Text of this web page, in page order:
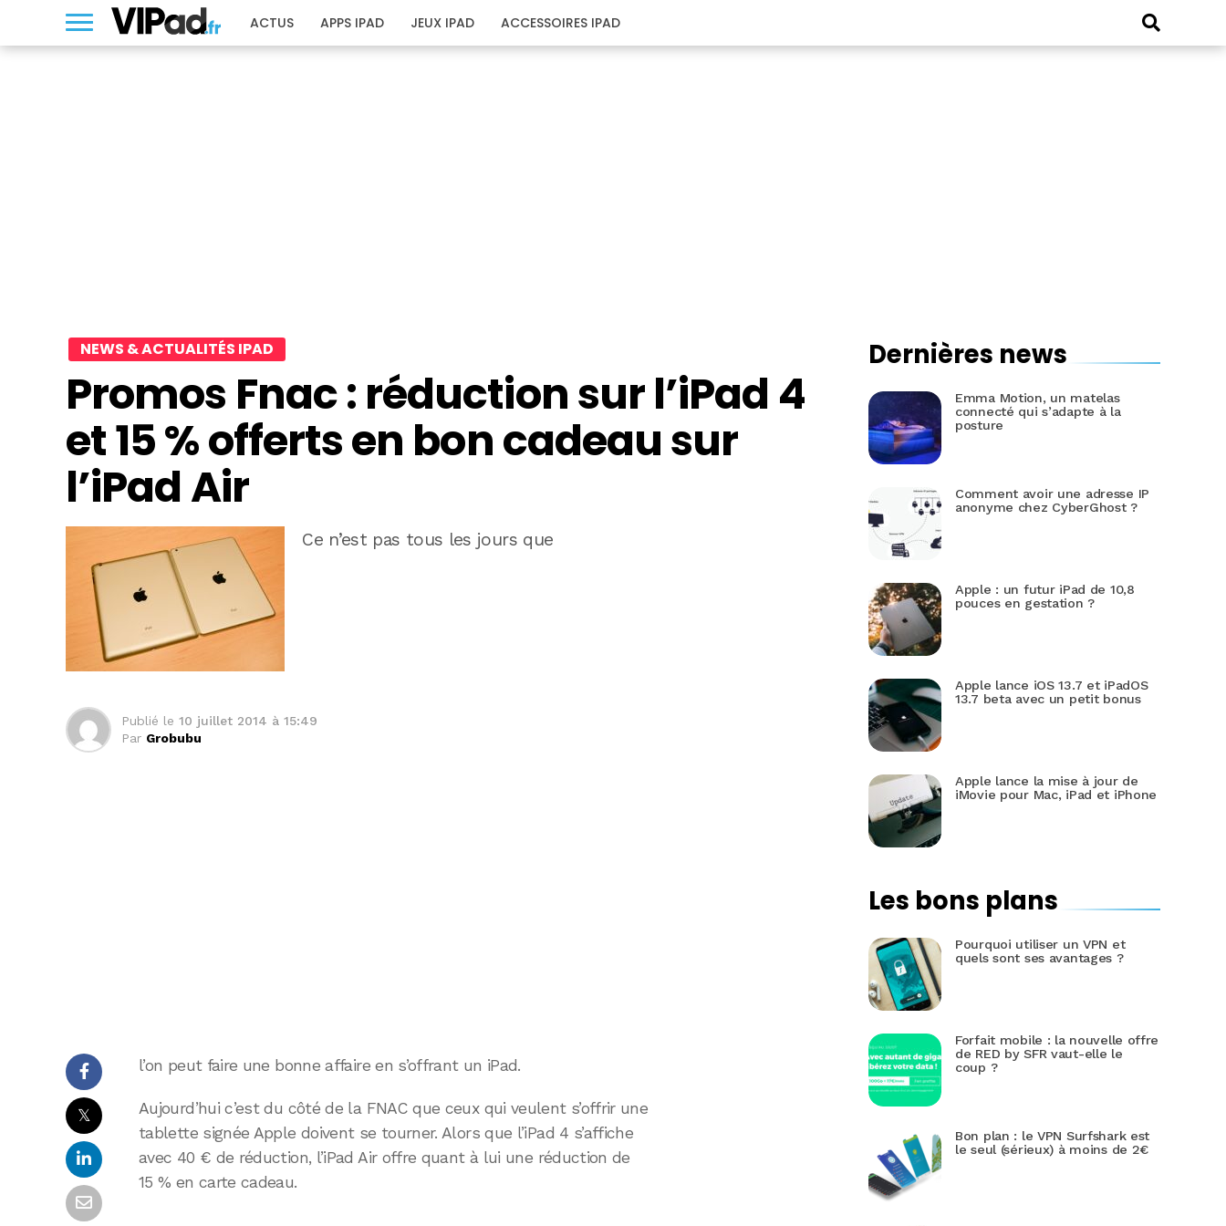
ACTUS APPS IPAD JEUX IPAD ACCESSOIRES IPAD
NEWS & ACTUALITÉS IPAD
Promos Fnac : réduction sur l’iPad 4
et 15 % offerts en bon cadeau sur
l’iPad Air
Ce n’est pas tous les jours que
Publié le 10 juillet 2014 à 15:49
Par Grobubu
𝕏
l’on peut faire une bonne affaire en s’offrant un iPad.
Aujourd’hui c’est du côté de la FNAC que ceux qui veulent s’offrir une
tablette signée Apple doivent se tourner. Alors que l’iPad 4 s’affiche
avec 40 € de réduction, l’iPad Air offre quant à lui une réduction de
15 % en carte cadeau.
Dernières news
Emma Motion, un matelas
connecté qui s’adapte à la
posture
Comment avoir une adresse IP
anonyme chez CyberGhost ?
Apple : un futur iPad de 10,8
pouces en gestation ?
Apple lance iOS 13.7 et iPadOS
13.7 beta avec un petit bonus
Apple lance la mise à jour de
iMovie pour Mac, iPad et iPhone
Les bons plans
Pourquoi utiliser un VPN et
quels sont ses avantages ?
Forfait mobile : la nouvelle offre
de RED by SFR vaut-elle le
coup ?
Bon plan : le VPN Surfshark est
le seul (sérieux) à moins de 2€